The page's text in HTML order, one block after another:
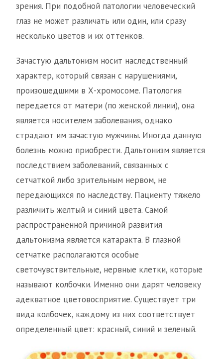
зрения. При подобной патологии человеческий
глаз не может различать или один, или сразу
несколько цветов и их оттенков.
Зачастую дальтонизм носит наследственный
характер, который связан с нарушениями,
произошедшими в Х-хромосоме. Патология
передается от матери (по женской линии), она
является носителем заболевания, однако
страдают им зачастую мужчины. Иногда данную
болезнь можно приобрести. Дальтонизм является
последствием заболеваний, связанных с
сетчаткой либо зрительным нервом, не
передающихся по наследству. Пациенту тяжело
различить желтый и синий цвета. Самой
распространенной причиной развития
дальтонизма является катаракта. В глазной
сетчатке располагаются особые
светочувствительные, нервные клетки, которые
называют колбочки. Именно они дарят человеку
адекватное цветовосприятие. Существует три
вида колбочек, каждому из них соответствует
определенный цвет: красный, синий и зеленый.